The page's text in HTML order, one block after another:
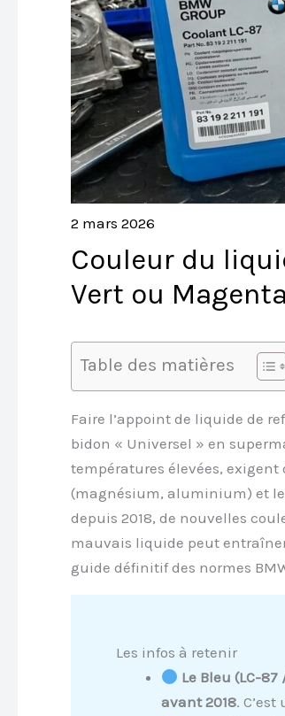
2 mars 2026
Couleur du
Vert ou
Table des matières
Faire l’appoint de liquide de
bidon « Universel » en
températures élevées,
(magnésium, aluminium) et
depuis 2018, de nouvelles
mauvais liquide peut
guide définitif des normes
Les infos à retenir
Le Bleu (LC-87
avant 2018.